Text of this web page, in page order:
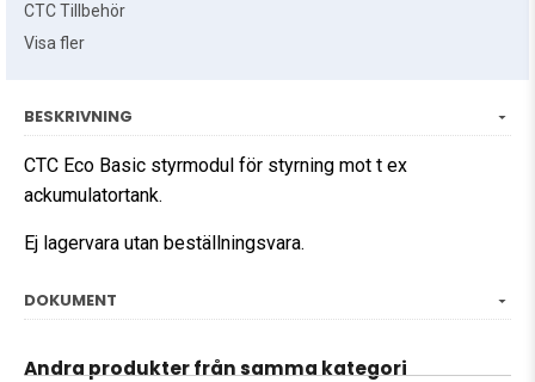
CTC Tillbehör
Visa fler
BESKRIVNING
CTC Eco Basic styrmodul för styrning mot t ex
ackumulatortank.
Ej lagervara utan beställningsvara.
DOKUMENT
Andra produkter från samma kategori